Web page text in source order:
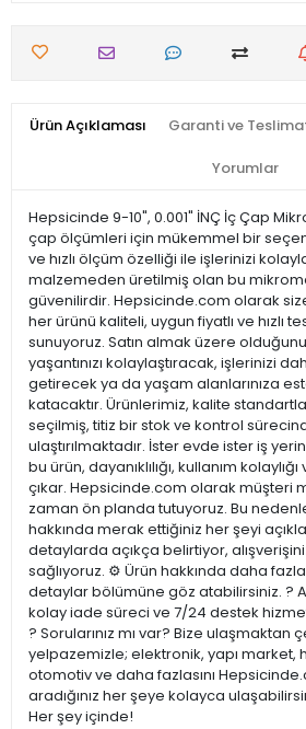
Ürün Açıklaması Garanti ve
Yorumlar
Hepsicinde 9-10", 0.001" İNÇ İç Çap
çap ölçümleri için mükemmel bir
ve hızlı ölçüm özelliği ile işlerinizi
malzemeden üretilmiş olan bu
güvenilirdir. Hepsicinde.com olarak
her ürünü kaliteli, uygun fiyatlı ve hızlı
sunuyoruz. Satın almak üzere
yaşantınızı kolaylaştıracak, işlerinizi
getirecek ya da yaşam alanlarınıza
katacaktır. Ürünlerimiz, kalite
seçilmiş, titiz bir stok ve kontrol
ulaştırılmaktadır. İster evde ister iş
bu ürün, dayanıklılığı, kullanım
çıkar. Hepsicinde.com olarak müşteri
zaman ön planda tutuyoruz. Bu
hakkında merak ettiğiniz her şeyi
detaylarda açıkça belirtiyor,
sağlıyoruz. ⚙️ Ürün hakkında daha
detaylar bölümüne göz atabilirsiniz. ?
kolay iade süreci ve 7/24 destek
? Sorularınız mı var? Bize ulaşmaktan
yelpazemizle; elektronik, yapı market,
otomotiv ve daha fazlasını
aradığınız her şeye kolayca
Her şey içinde!